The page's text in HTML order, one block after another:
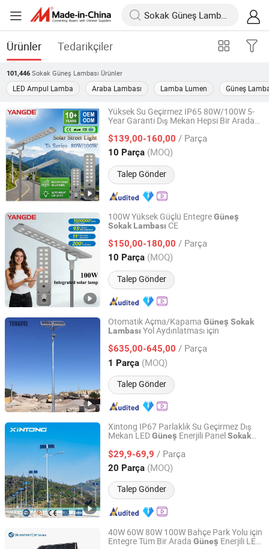
Ürünler Tedarikçiler
101,446 Sokak Güneş Lambası Ürünler
LED Ampul Lamba Araba Lambası Lamba Lumen Güneş
Yüksek Su Geçirmez IP65 80W/100W 5-
Year Garanti Dış Mekan Hepsi Bir Arada
$139,00-160,00 / Parça
10 Parça (MOQ)
Talep Gönder
Yangde Electric Group Co., Ltd.
Jiangsu, China Fiyat 2022
100W Yüksek Güçlü EntegreGüneş
Sokak Lambası CE
$150,00-180,00 / Parça
10 Parça (MOQ)
Talep Gönder
Yangde Electric Group Co., Ltd.
Jiangsu, China Fiyat 2022
Otomatik Açma/Kapama Güneş Sokak
Lambası Yol Aydınlatması için
$635,00-645,00 / Parça
1 Parça (MOQ)
Talep Gönder
Yangzhou Tengfei Steel Lighting Equipment Co., Ltd
Jiangsu, China Fiyat 2025
Xintong IP67 Parlaklık Su Geçirmez Dış
Mekan LEDGüneş Enerjili Panel Sokak
$29,9-69,9 / Parça
20 Parça (MOQ)
Talep Gönder
Yangzhou Xintong Transport Equipment Group Co., Ltd.
Jiangsu, China Fiyat 2019
40W 60W 80W 100W Bahçe Park Yolu için
Entegre Tüm Bir Arada Güneş Enerjili LED
Bluesmart Solar PV Co., Ltd.